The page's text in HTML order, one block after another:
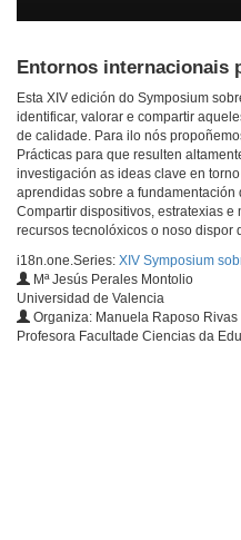
Entornos internacionais
Esta XIV edición do Symposium
identificar, valorar e compartir
de calidade. Para ilo nós
Prácticas para que resulten
investigación as ideas clave en
aprendidas sobre a
Compartir dispositivos, estratexias
recursos tecnolóxicos o noso dispor
i18n.one.Series: XIV Symposium
Mª Jesús Perales Montolio
Universidad de Valencia
Organiza: Manuela Raposo Rivas
Profesora Facultade Ciencias da